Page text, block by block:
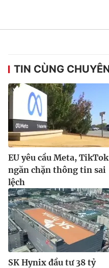
TIN CÙNG
EU yêu cầu Meta, TikTok
ngăn chặn thông tin sai
lệch
SK Hynix đầu tư 38 tỷ